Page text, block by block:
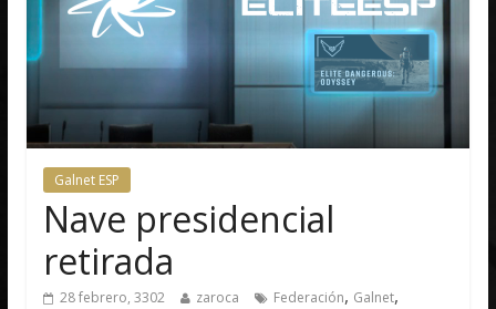
Galnet ESP
Nave presidencial
retirada
28 febrero, 3302 zaroca Federación, Galnet,